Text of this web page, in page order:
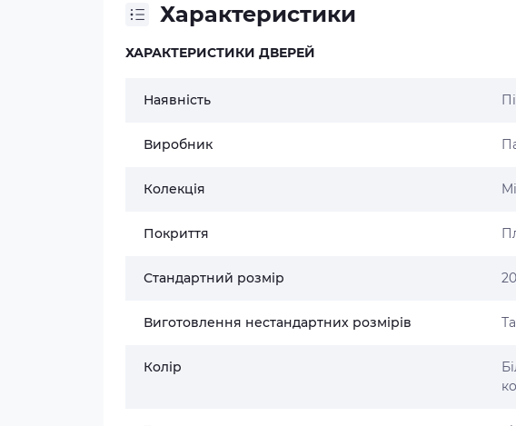
Характеристики
ХАРАКТЕРИСТИКИ ДВЕРЕЙ
Наявність
Виробник
Колекція
Покриття
Стандартний розмір
Виготовлення нестандартних розмірів
Колір